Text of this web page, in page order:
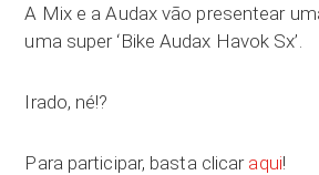
A Mix e a Audax vão presentear
uma super ‘Bike Audax Havok Sx’.
Irado, né!?
Para participar, basta clicar aqui!